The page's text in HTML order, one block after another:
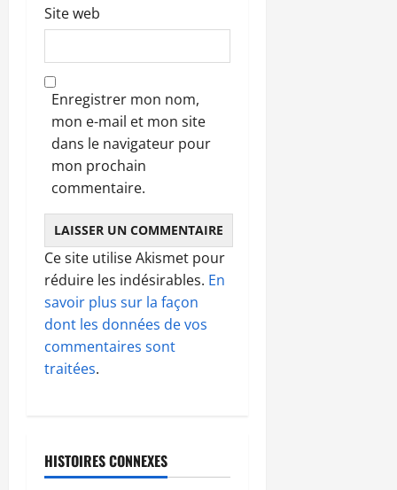
Site web
Enregistrer mon nom,
mon e-mail et mon site
dans le navigateur pour
mon prochain
commentaire.
Ce site utilise Akismet pour
réduire les indésirables. En
savoir plus sur la façon
dont les données de vos
commentaires sont
traitées.
HISTOIRES CONNEXES